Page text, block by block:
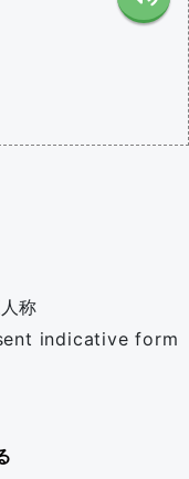
称
indicative form